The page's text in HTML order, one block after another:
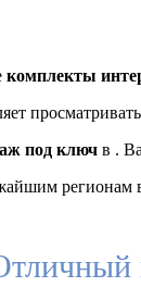
комплекты
под ключ в .
регионам